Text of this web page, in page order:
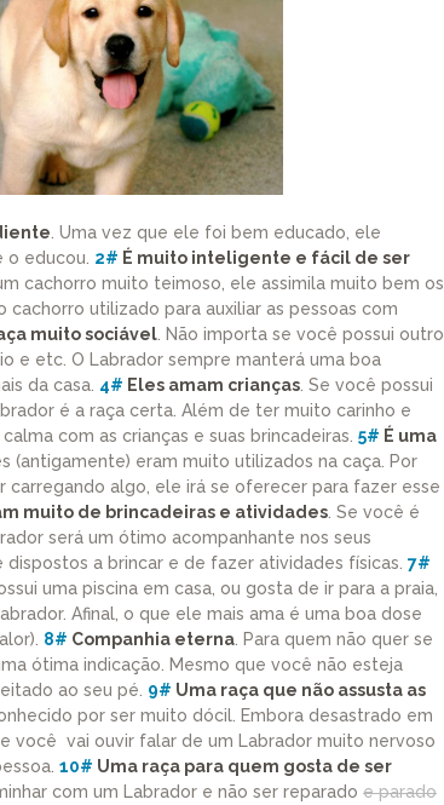
. Uma vez que ele foi bem educado, ele
educou. 2# É muito inteligente e fácil de ser
cachorro muito teimoso, ele assimila muito bem os
cachorro utilizado para auxiliar as pessoas com
muito sociável . Não importa se você possui outro
e etc. O Labrador sempre manterá uma boa
da casa. 4# Eles amam crianças . Se você possui
é a raça certa. Além de ter muito carinho e
com as crianças e suas brincadeiras. 5# É uma
(antigamente) eram muito utilizados na caça. Por
carregando algo, ele irá se oferecer para fazer esse
muito de brincadeiras e atividades . Se você é
será um ótimo acompanhante nos seus
dispostos a brincar e de fazer atividades físicas. 7#
uma piscina em casa, ou gosta de ir para a praia,
Afinal, o que ele mais ama é uma boa dose
8# Companhia eterna . Para quem não quer se
ótima indicação. Mesmo que você não esteja
ao seu pé. 9# Uma raça que não assusta as
por ser muito dócil. Embora desastrado em
você vai ouvir falar de um Labrador muito nervoso
10# Uma raça para quem gosta de ser
com um Labrador e não ser reparado e parado